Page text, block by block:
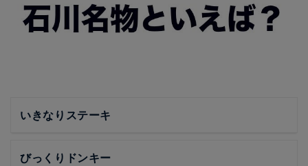
いきなりステーキ
びっくりドンキー